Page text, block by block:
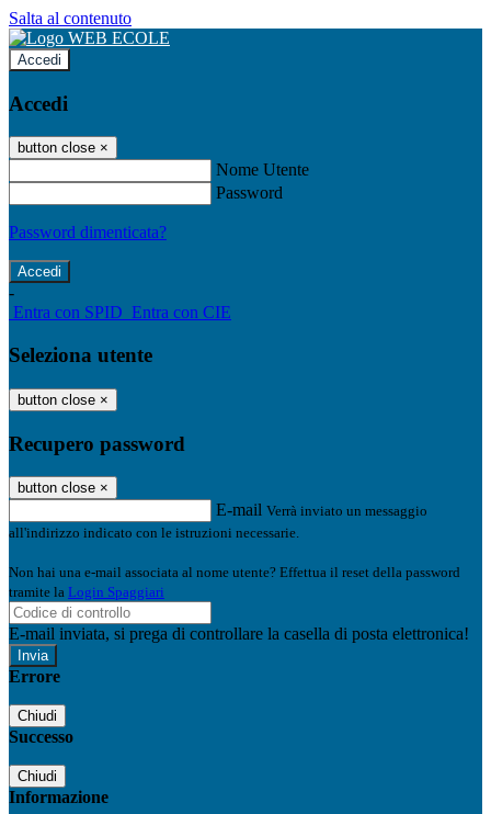
Salta al contenuto
Accedi
Accedi
button close ×
Nome Utente
Password
Password dimenticata?
-
Entra con SPID Entra con CIE
Seleziona utente
button close ×
Recupero password
button close ×
E-mail Verrà inviato un messaggio
all'indirizzo indicato con le istruzioni necessarie.
Non hai una e-mail associata al nome utente? Effettua il reset della password
tramite la Login Spaggiari
E-mail inviata, si prega di controllare la casella di posta elettronica!
Errore
Chiudi
Successo
Chiudi
Informazione